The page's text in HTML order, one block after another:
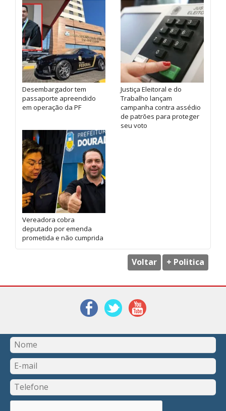
Desembargador tem
passaporte apreendido
em operação da PF
Justiça Eleitoral e do
Trabalho lançam
campanha contra assédio
de patrões para proteger
seu voto
Vereadora cobra
deputado por emenda
prometida e não cumprida
Voltar + Politica